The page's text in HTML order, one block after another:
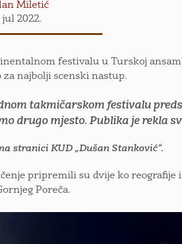
Miletić
jul 2022.
festivalu u Turskoj
za najbolji scenski nastup.
takmičarskom festivalu
drugo mjesto. Publika je rekla
stranici KUD „Dušan Stanković“.
pripremili su dvije ko
Poreča.